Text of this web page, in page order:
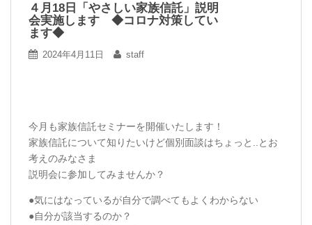
４月18日「やさしい家族信託」説明
会実施します ◆コロナ対策してい
ます◆
2024年4月11日 staff
今月も家族信託セミナーを開催いたします！
家族信託について知りたいけど個別面談はちょっと..とお
考えのみなさま
説明会に参加してみませんか？
●気にはなっているが自分で調べてもよくわからない
●自分が該当するのか？